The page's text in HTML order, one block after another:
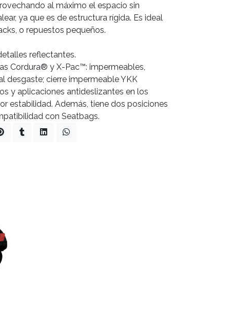
al máximo el espacio sin
ya que es de estructura rígida. Es ideal
o repuestos pequeños.
reflectantes.
Cordura® y X-Pac™: impermeables,
desgaste; cierre impermeable YKK
y aplicaciones antideslizantes en los
estabilidad. Además, tiene dos posiciones
con Seatbags.